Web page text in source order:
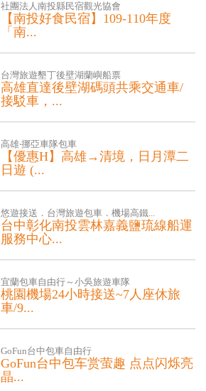
漫的賞...
社團法人南投縣民宿觀光協會
【南投好食民宿】109-110年度
「南...
【南投好食民宿】109-110年度「南投
台灣旅遊墾丁後壁湖蘭嶼船票
高雄直達後壁湖碼頭共乘交通車/
接駁車，...
後壁湖蘭嶼船票 共乘接駁車 ...
高雄‧挪亞車隊包車
【優惠H】高雄→清境，日月潭二
日遊 (...
【優惠H】高雄→清境，日月潭二日遊
悠遊接送．台灣旅遊包車．機場高鐵...
台中彰化南投雲林嘉義鹽琉線船運
服務中心...
台中彰化南投雲林嘉義鹽琉線船運服務
回接送左...
宜蘭包車自由行～小吳旅遊車隊
桃園機場24小時接送~7人座休旅
車/9...
桃園機場24小時接送~7人座休旅車/9人
GoFun台中包車自由行
GoFun台中包车赏萤趣 点点闪烁亮
晶...